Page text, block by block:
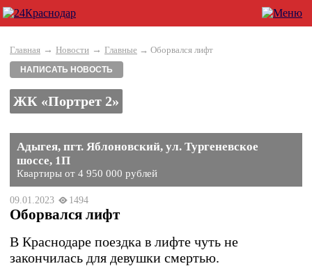
Главная → Новости → Главные → Оборвался лифт
НАПИСАТЬ НОВОСТЬ
ЖК «Портрет 2»
Адыгея, пгт. Яблоновский, ул. Тургеневское
шоссе, 1П
Квартиры от 4 950 000 рублей
09.01.2023 1494
Оборвался лифт
В Краснодаре поездка в лифте чуть не
закончилась для девушки смертью.